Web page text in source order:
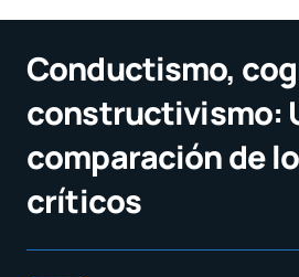
Conductismo,
constructivismo:
comparación de
críticos